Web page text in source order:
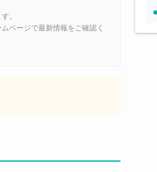
。
ページで最新情報をご確認く